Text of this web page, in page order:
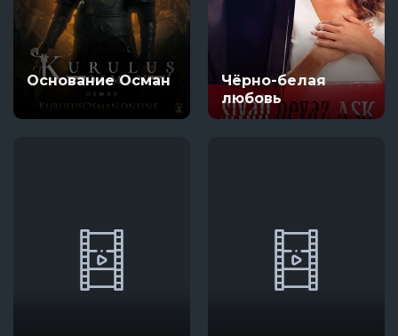
Основание Осман
Чёрно-белая
любовь